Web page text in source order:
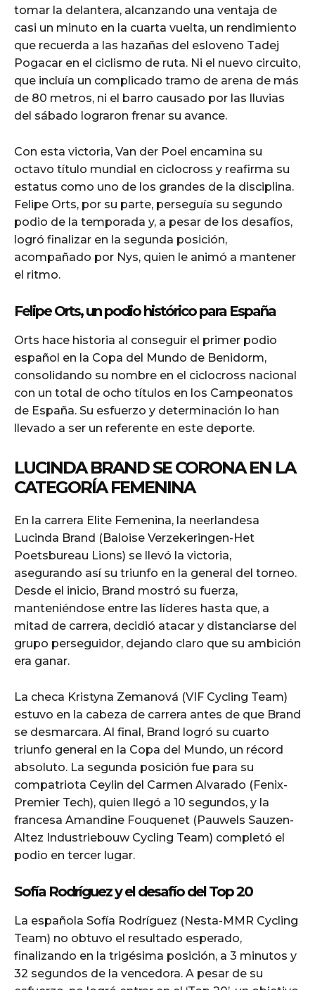
tomar la delantera, alcanzando una ventaja de
casi un minuto en la cuarta vuelta, un rendimiento
que recuerda a las hazañas del esloveno Tadej
Pogacar en el ciclismo de ruta. Ni el nuevo circuito,
que incluía un complicado tramo de arena de más
de 80 metros, ni el barro causado por las lluvias
del sábado lograron frenar su avance.
Con esta victoria, Van der Poel encamina su
octavo título mundial en ciclocross y reafirma su
estatus como uno de los grandes de la disciplina.
Felipe Orts, por su parte, perseguía su segundo
podio de la temporada y, a pesar de los desafíos,
logró finalizar en la segunda posición,
acompañado por Nys, quien le animó a mantener
el ritmo.
Felipe Orts, un podio histórico para España
Orts hace historia al conseguir el primer podio
español en la Copa del Mundo de Benidorm,
consolidando su nombre en el ciclocross nacional
con un total de ocho títulos en los Campeonatos
de España. Su esfuerzo y determinación lo han
llevado a ser un referente en este deporte.
LUCINDA BRAND SE CORONA EN LA
CATEGORÍA FEMENINA
En la carrera Elite Femenina, la neerlandesa
Lucinda Brand (Baloise Verzekeringen-Het
Poetsbureau Lions) se llevó la victoria,
asegurando así su triunfo en la general del torneo.
Desde el inicio, Brand mostró su fuerza,
manteniéndose entre las líderes hasta que, a
mitad de carrera, decidió atacar y distanciarse del
grupo perseguidor, dejando claro que su ambición
era ganar.
La checa Kristyna Zemanová (VIF Cycling Team)
estuvo en la cabeza de carrera antes de que Brand
se desmarcara. Al final, Brand logró su cuarto
triunfo general en la Copa del Mundo, un récord
absoluto. La segunda posición fue para su
compatriota Ceylin del Carmen Alvarado (Fenix-
Premier Tech), quien llegó a 10 segundos, y la
francesa Amandine Fouquenet (Pauwels Sauzen-
Altez Industriebouw Cycling Team) completó el
podio en tercer lugar.
Sofía Rodríguez y el desafío del Top 20
La española Sofía Rodríguez (Nesta-MMR Cycling
Team) no obtuvo el resultado esperado,
finalizando en la trigésima posición, a 3 minutos y
32 segundos de la vencedora. A pesar de su